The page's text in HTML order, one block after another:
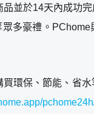
並於14天內成功
多豪禮。
環保、節能、省